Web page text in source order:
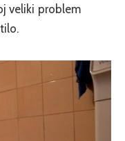
veliki problem